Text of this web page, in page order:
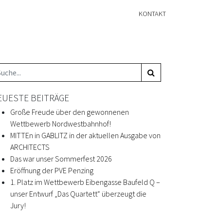
KONTAKT
BEITRÄGE
Große Freude über den gewonnenen
Wettbewerb Nordwestbahnhof!
MITTEn in GABLITZ in der aktuellen Ausgabe von
ARCHITECTS
Das war unser Sommerfest 2026
Eröffnung der PVE Penzing
1. Platz im Wettbewerb Eibengasse Baufeld Q –
unser Entwurf „Das Quartett“ überzeugt die
Jury!